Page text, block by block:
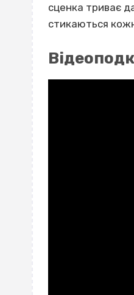
сценка триває
стикаються